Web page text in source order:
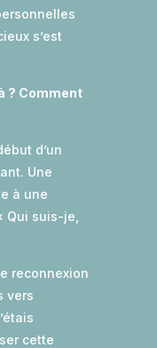
s’est
? Comment
d’un
Une
à une
Qui suis-je,
reconnexion
vers
cette